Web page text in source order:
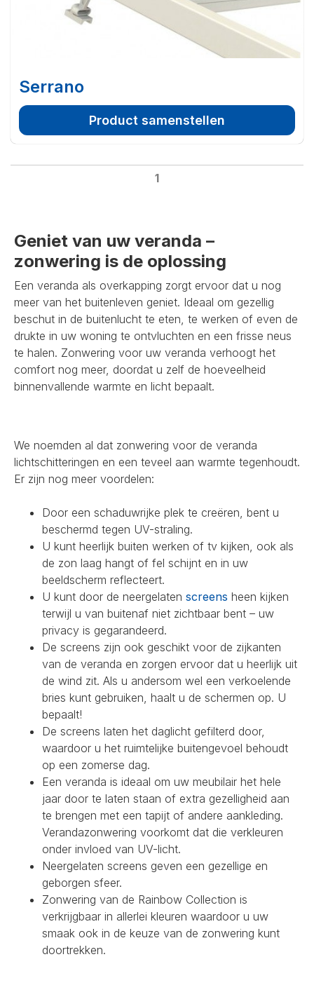
Serrano
Product samenstellen
1
Geniet van uw veranda –
zonwering is de oplossing
Een veranda als overkapping zorgt ervoor dat u nog
meer van het buitenleven geniet. Ideaal om gezellig
beschut in de buitenlucht te eten, te werken of even de
drukte in uw woning te ontvluchten en een frisse neus
te halen. Zonwering voor uw veranda verhoogt het
comfort nog meer, doordat u zelf de hoeveelheid
binnenvallende warmte en licht bepaalt.
We noemden al dat zonwering voor de veranda
lichtschitteringen en een teveel aan warmte tegenhoudt.
Er zijn nog meer voordelen:
Door een schaduwrijke plek te creëren, bent u
beschermd tegen UV-straling.
U kunt heerlijk buiten werken of tv kijken, ook als
de zon laag hangt of fel schijnt en in uw
beeldscherm reflecteert.
U kunt door de neergelaten screens heen kijken
terwijl u van buitenaf niet zichtbaar bent – uw
privacy is gegarandeerd.
De screens zijn ook geschikt voor de zijkanten
van de veranda en zorgen ervoor dat u heerlijk uit
de wind zit. Als u andersom wel een verkoelende
bries kunt gebruiken, haalt u de schermen op. U
bepaalt!
De screens laten het daglicht gefilterd door,
waardoor u het ruimtelijke buitengevoel behoudt
op een zomerse dag.
Een veranda is ideaal om uw meubilair het hele
jaar door te laten staan of extra gezelligheid aan
te brengen met een tapijt of andere aankleding.
Verandazonwering voorkomt dat die verkleuren
onder invloed van UV-licht.
Neergelaten screens geven een gezellige en
geborgen sfeer.
Zonwering van de Rainbow Collection is
verkrijgbaar in allerlei kleuren waardoor u uw
smaak ook in de keuze van de zonwering kunt
doortrekken.